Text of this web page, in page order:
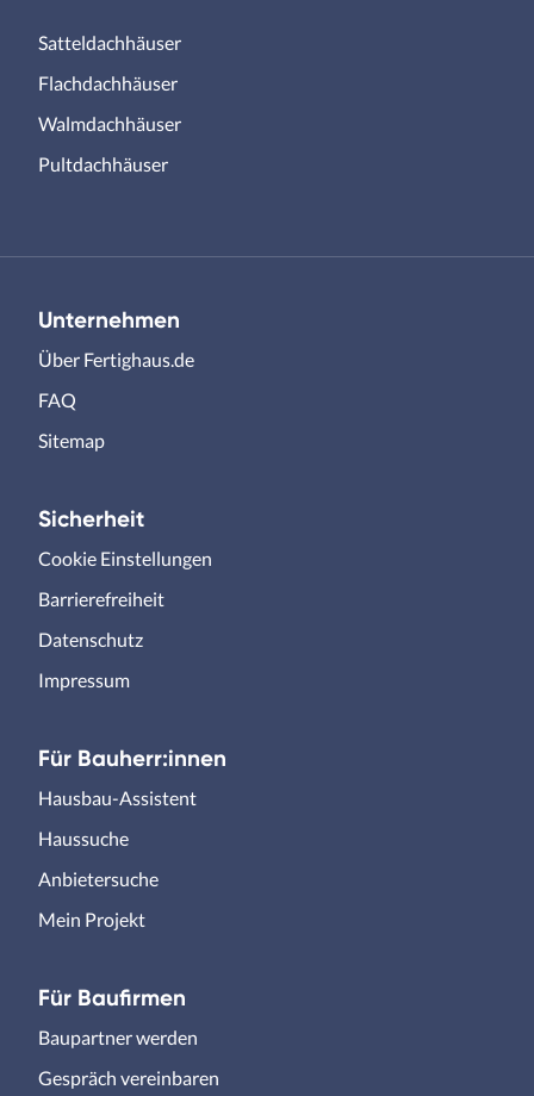
Satteldachhäuser
Flachdachhäuser
Walmdachhäuser
Pultdachhäuser
Unternehmen
Über Fertighaus.de
FAQ
Sitemap
Sicherheit
Cookie Einstellungen
Barrierefreiheit
Datenschutz
Impressum
Für Bauherr:innen
Hausbau-Assistent
Haussuche
Anbietersuche
Mein Projekt
Für Baufirmen
Baupartner werden
Gespräch vereinbaren